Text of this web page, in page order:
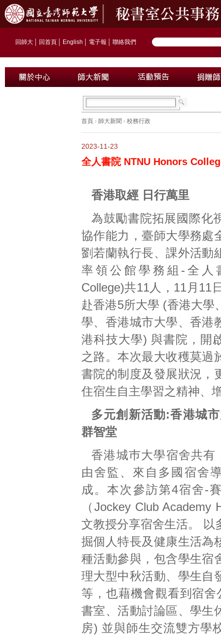
回師大 回首頁 English 電子報 聯絡我們
首頁 › 師大新聞 › 校務行政
2023-11-23
全人書院 NTNU Honors
香港取經 日行萬里
為鼓勵書院拓展國際化
協作能力，臺師大學務處
劉若蘭執行長、課外活動
率領公館學務組-全人
College)共11人，11月11
赴香港5所大學 (香港大學
學、香港城市大學、香港
港科技大學) 與書院，開
之路。本次最大收穫莫過
書院的制度及發展狀況，
住宿生自主學習之精神、
多元創新活動:香港城
群智堂
香港城巿大學宿舍共有
由舍監、來自多國宿舍
成。本次參訪第4宿舍-
（Jockey Club Academy
文教授分享宿舍生活。 以
掘個人特長及健康生活為
種活動參與，包含學生宿
理大型中秋活動、學生自
等，也藉機會觀看到宿
書室、活動討論區、學生
房) 並與師生交流雙方學